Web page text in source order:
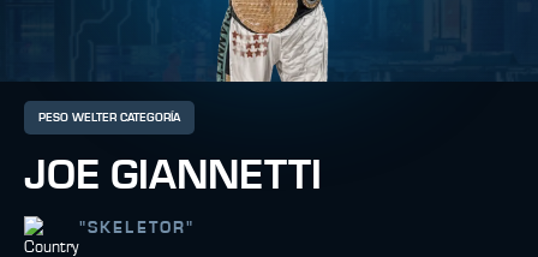
PESO WELTER CATEGORÍA
JOE GIANNETTI
"SKELETOR"